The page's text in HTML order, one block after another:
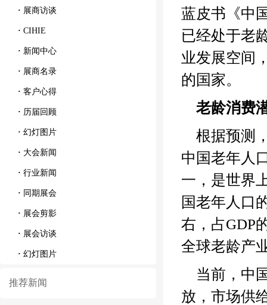
· 展商访谈
· CIHIE
· 新闻中心
· 展商名录
· 客户心得
· 历届回顾
· 幻灯图片
· 大会新闻
· 行业新闻
· 同期展会
· 展会剪影
· 展会访谈
· 幻灯图片
推荐新闻
蓝皮书《中
已经处于老
业发展空间
的国家。
老龄消费
根据预测
中国老年人
一，是世界
国老年人口
右，占GDP
全球老龄产
当前，中
放，市场供